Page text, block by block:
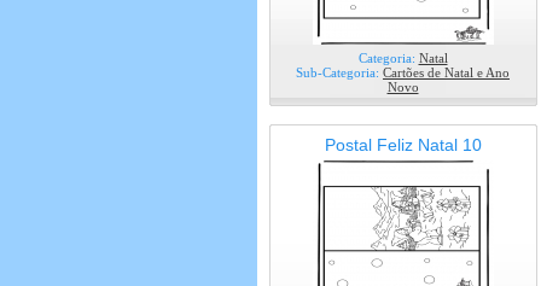
Categoria: Natal
Sub-Categoria: Cartões de Natal e Ano
Novo
Postal Feliz Natal 10